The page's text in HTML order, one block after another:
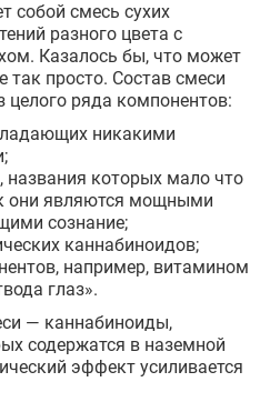
собой смесь сухих
разного цвета с
Казалось бы, что может
так просто. Состав смеси
ряда компонентов:
никакими
названия которых мало что
они являются мощными
сознание;
каннабиноидов;
например, витамином
глаз».
— каннабиноиды,
содержатся в наземной
эффект усиливается